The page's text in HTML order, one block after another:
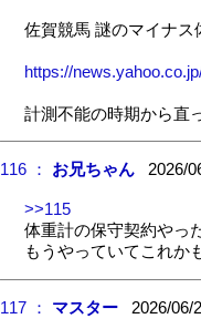
佐賀競馬 謎のマイナス
https://
計測不能の時期から直
116 ： お兄ちゃん2026/
>>115
体重計の保守契約やっ
もうやっていてこれか
117 ： マスター2026/06/